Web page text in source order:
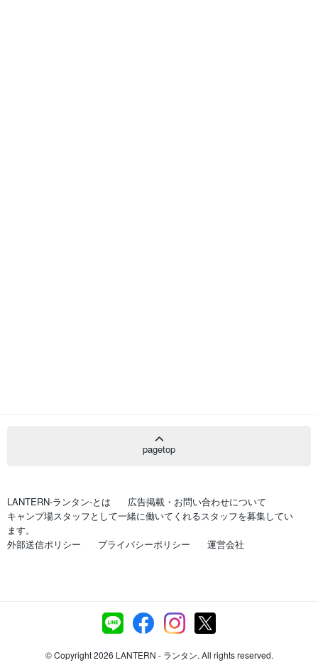
pagetop
LANTERN-ランタン-とは
広告掲載・お問い合わせについて
キャンプ場スタッフとして一緒に働いてくれるスタッフを募集してい
ます。
外部送信ポリシー
プライバシーポリシー 運営会社
© Copyright 2026 LANTERN - ランタン. All rights reserved.